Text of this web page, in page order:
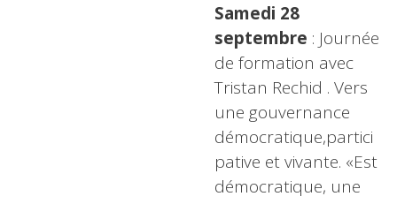
Samedi 28
septembre : Journée
de formation avec
Tristan Rechid . Vers
une gouvernance
démocratique,partici
pative et vivante. «Est
démocratique, une